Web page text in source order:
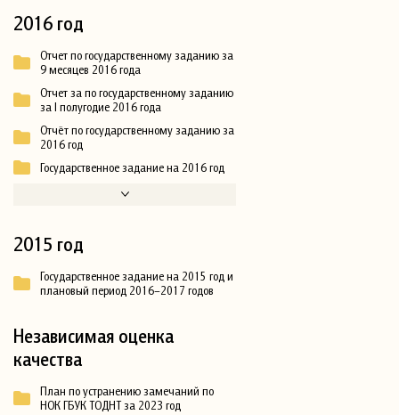
2016 год
Отчет по государственному заданию за
9 месяцев 2016 года
Отчет за по государственному заданию
за I полугодие 2016 года
Отчёт по государственному заданию за
2016 год
Государственное задание на 2016 год
2015 год
Государственное задание на 2015 год и
плановый период 2016–2017 годов
Независимая оценка
качества
План по устранению замечаний по
НОК ГБУК ТОДНТ за 2023 год